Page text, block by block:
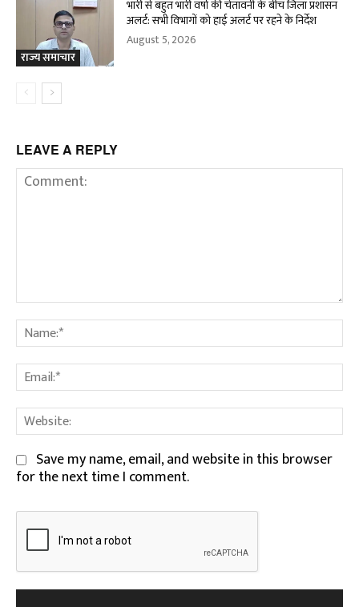
राज्य समाचार
भारी से बहुत भारी वर्षा की चेतावनी के बीच जिला प्रशासन
अलर्ट: सभी विभागों को हाई अलर्ट पर रहने के निर्देश
August 5, 2026
LEAVE A REPLY
Comment:
Save my name, email, and website in this browser
for the next time I comment.